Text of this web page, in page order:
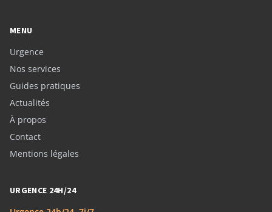
MENU
Urgence
Nos services
Guides pratiques
Actualités
À propos
Contact
Mentions légales
URGENCE 24H/24